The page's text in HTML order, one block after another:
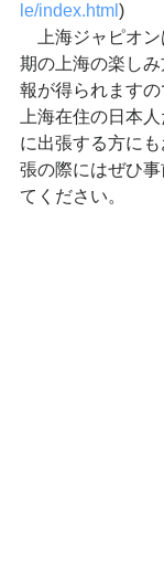
le/index.html )
上海ジャピオン
期の上海の楽し
報が得られます
上海在住の日本
に出張する方に
張の際にはぜひ
てください。